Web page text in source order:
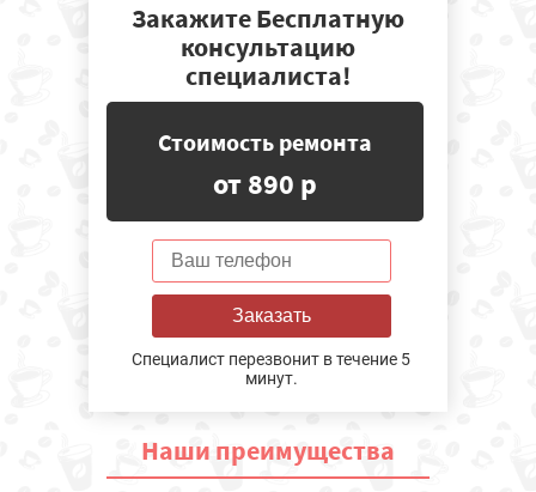
Закажите Бесплатную
консультацию
специалиста!
Стоимость ремонта
от 890 р
Заказать
Специалист перезвонит в течение 5
минут.
Наши преимущества